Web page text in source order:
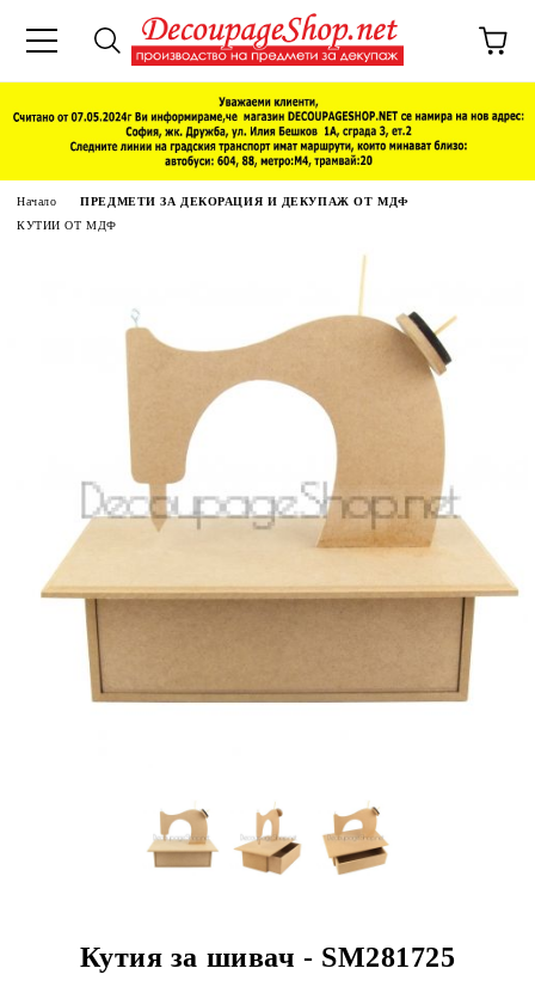
Начало
ПРЕДМЕТИ ЗА ДЕКОРАЦИЯ И ДЕКУПАЖ ОТ МДФ
КУТИИ ОТ МДФ
Кутия за шивач - SM281725